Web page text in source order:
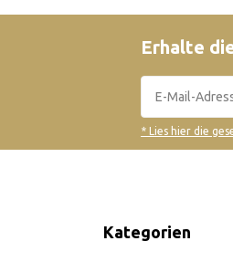
Erhalte
* Lies hier die
Kategorien